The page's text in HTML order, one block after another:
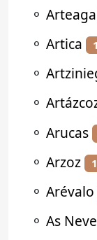
⚬ Arteaga
⚬ Artica 1
⚬
⚬
⚬ Arucas
⚬ Arzoz 1
⚬ Arévalo
⚬ As